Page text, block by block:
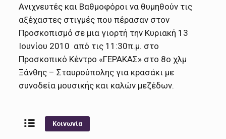
Ανιχνευτές και Βαθμοφόροι να θυμηθούν τις
αξέχαστες στιγμές που πέρασαν στον
Προσκοπισμό σε μια γιορτή την Κυριακή 13
Ιουνίου 2010 από τις 11:30π.μ. στο
Προσκοπικό Κέντρο «ΓΕΡΑΚΑΣ» στο 8ο χλμ
Ξάνθης – Σταυρούπολης για κρασάκι με
συνοδεία μουσικής και καλών μεζέδων.
Κοινωνία